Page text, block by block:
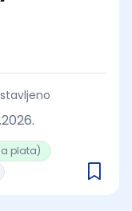
plata)